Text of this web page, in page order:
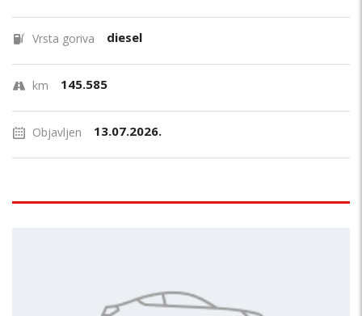
Vrsta goriva diesel
km 145.585
Objavljen 13.07.2026.